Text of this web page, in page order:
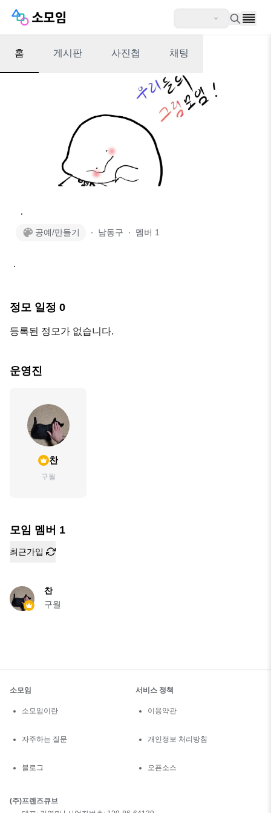
홈 게시판 사진첩 채팅
ㆍ
공예/만들기 ∙ 남동구 ∙ 멤버 1
ㆍ
정모 일정 0
등록된 정모가 없습니다.
운영진
찬
구월
모임 멤버 1
최근가입
찬
구월
소모임
소모임이란
자주하는 질문
블로그
서비스 정책
이용약관
개인정보 처리방침
오픈소스
(주)프렌즈큐브